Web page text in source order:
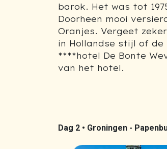
barok. Het was tot
Doorheen mooi
Oranjes. Vergeet
in Hollandse stijl of
****hotel De Bonte
van het hotel.
Dag 2 • Groningen -